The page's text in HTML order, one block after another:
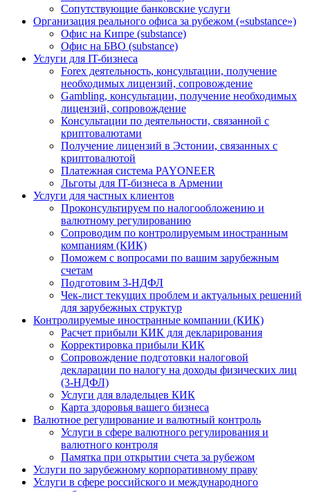
Сопутствующие банковские услуги
Организация реального офиса за рубежом («substance»)
Офис на Кипре (substance)
Офис на БВО (substance)
Услуги для IT-бизнеса
Forex деятельность, консультации, получение
необходимых лицензий, сопровождение
Gambling, консультации, получение необходимых
лицензий, сопровождение
Консультации по деятельности, связанной с
криптовалютами
Получение лицензий в Эстонии, связанных с
криптовалютой
Платежная система PAYONEER
Льготы для IT-бизнеса в Армении
Услуги для частных клиентов
Проконсультируем по налогообложению и
валютному регулированию
Сопроводим по контролируемым иностранным
компаниям (КИК)
Поможем с вопросами по вашим зарубежным
счетам
Подготовим 3-НДФЛ
Чек-лист текущих проблем и актуальных решений
для зарубежных структур
Контролируемые иностранные компании (КИК)
Расчет прибыли КИК для декларирования
Корректировка прибыли КИК
Сопровождение подготовки налоговой
декларации по налогу на доходы физических лиц
(3-НДФЛ)
Услуги для владельцев КИК
Карта здоровья вашего бизнеса
Валютное регулирование и валютный контроль
Услуги в сфере валютного регулирования и
валютного контроля
Памятка при открытии счета за рубежом
Услуги по зарубежному корпоративному праву
Услуги в сфере российского и международного